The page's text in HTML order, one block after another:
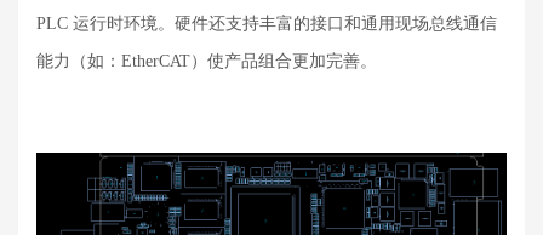
PLC 运行时环境。硬件还支持丰富的接口和通用现场总线通信
能力（如：EtherCAT）使产品组合更加完善。